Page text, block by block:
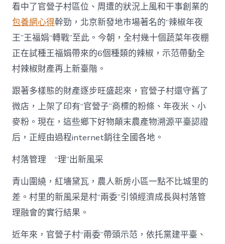
看中了官營子村區位、周遭的狀況上風和干事創業的
包養網心得幹勁，北京新發地市場著名的“辣椒年夜
王”王福娟“轉戰”至此。今朝，全村幾十個蔬菜年夜棚
正在試種王福娟帶來的6個種類的辣椒，示范帶動全
村辣椒財產再上新臺階。
跟著多樣態的財產逐步旺盛起來，官營子村還守舊了
微店，上架了印有“官營子”商標的粉條、年夜米、小
麥粉。現在，這些鄉下好物顛末農產物溯源平臺認證
后，正經由過程internet銷往全國各地。
村落管理 “理”出新風采
青山圍繞，紅墻黛瓦，農人新房小區一點不比城里的
差。村里的新風采是村“兩委”引領經濟成長與村落管
理融會的實行結果。
近年來，官營子村“兩委”帶頭示范，依托黨建平臺、